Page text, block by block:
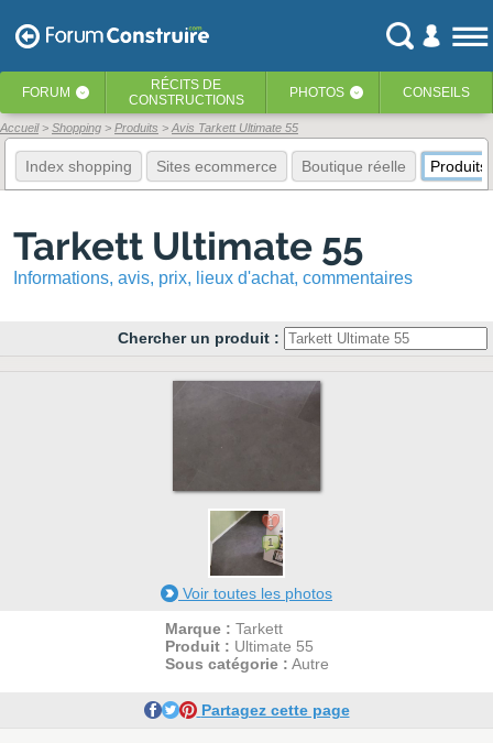
FORUM ‹ RÉCITS DE
CONSTRUCTIONS
PHOTOS ‹ CONSEILS
Accueil Shopping Produits Avis Tarkett Ultimate 55
Index shopping Sites ecommerce Boutique réelle Produits
Tarkett Ultimate 55
Informations, avis, prix, lieux d'achat, commentaires
Chercher un produit :
1
1
Voir toutes les photos
Marque : Tarkett
Produit : Ultimate 55
Sous catégorie : Autre
Partagez cette page